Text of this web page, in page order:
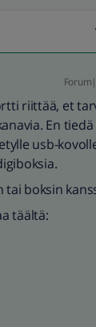
riittää, et
En
usb-
boksin
täältä: